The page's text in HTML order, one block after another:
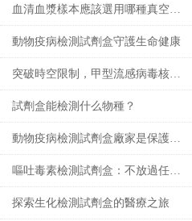
血清血漿樣本應該選用哪種真空采血管收集？
動物疫病檢測試劑盒守護生命健康
突破時空限制，甲型流感病毒核酸檢測試劑盒的應用與發展
試劑盒能檢測什么物種？
動物疫病檢測試劑盒廠家是保護動物健康的重要環節
嘔吐毒素檢測試劑盒：不放過任何微量毒素隱患
探索生化檢測試劑盒的醫療之旅